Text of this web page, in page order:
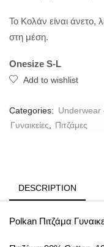
Το Κολάν είναι άνετο,
στη μέση.
Onesize S-L
Add to wishlist
Categories: Underwear
Γυναικείες, Πιτζάμες
DESCRIPTION
Polkan Πιτζάμα